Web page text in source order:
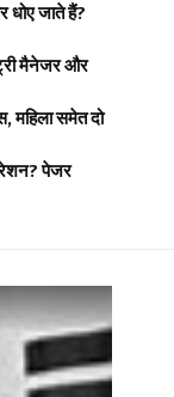
धोए जाते हैं?
मैनेजर और
समेत दो
पेजर